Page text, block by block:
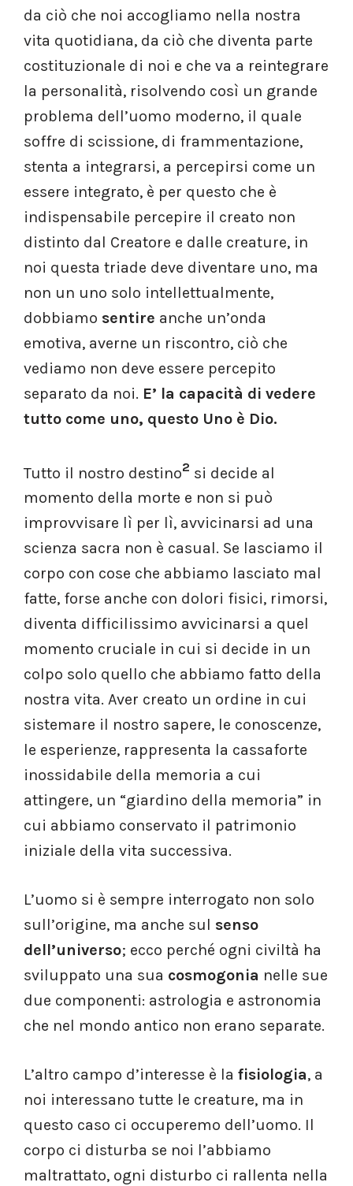
da ciò che noi accogliamo nella nostra
vita quotidiana, da ciò che diventa parte
costituzionale di noi e che va a reintegrare
la personalità, risolvendo così un grande
problema dell’uomo moderno, il quale
soffre di scissione, di frammentazione,
stenta a integrarsi, a percepirsi come un
essere integrato, è per questo che è
indispensabile percepire il creato non
distinto dal Creatore e dalle creature, in
noi questa triade deve diventare uno, ma
non un uno solo intellettualmente,
dobbiamo sentire anche un’onda
emotiva, averne un riscontro, ciò che
vediamo non deve essere percepito
separato da noi. E’ la capacità di vedere
tutto come uno, questo Uno è Dio.
Tutto il nostro destino2 si decide al
momento della morte e non si può
improvvisare lì per lì, avvicinarsi ad una
scienza sacra non è casual. Se lasciamo il
corpo con cose che abbiamo lasciato mal
fatte, forse anche con dolori fisici, rimorsi,
diventa difficilissimo avvicinarsi a quel
momento cruciale in cui si decide in un
colpo solo quello che abbiamo fatto della
nostra vita. Aver creato un ordine in cui
sistemare il nostro sapere, le conoscenze,
le esperienze, rappresenta la cassaforte
inossidabile della memoria a cui
attingere, un “giardino della memoria” in
cui abbiamo conservato il patrimonio
iniziale della vita successiva.
L’uomo si è sempre interrogato non solo
sull’origine, ma anche sul senso
dell’universo; ecco perché ogni civiltà ha
sviluppato una sua cosmogonia nelle sue
due componenti: astrologia e astronomia
che nel mondo antico non erano separate.
L’altro campo d’interesse è la fisiologia, a
noi interessano tutte le creature, ma in
questo caso ci occuperemo dell’uomo. Il
corpo ci disturba se noi l’abbiamo
maltrattato, ogni disturbo ci rallenta nella